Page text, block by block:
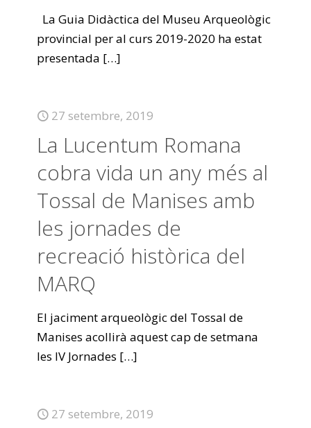
La Guia Didàctica del Museu Arqueològic
provincial per al curs 2019-2020 ha estat
presentada […]
27 setembre, 2019
La Lucentum Romana
cobra vida un any més al
Tossal de Manises amb
les jornades de
recreació històrica del
MARQ
El jaciment arqueològic del Tossal de
Manises acollirà aquest cap de setmana
les IV Jornades […]
27 setembre, 2019